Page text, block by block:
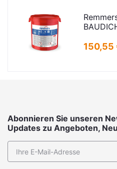
150,55
Abonnieren Sie unseren
Updates zu Angeboten,